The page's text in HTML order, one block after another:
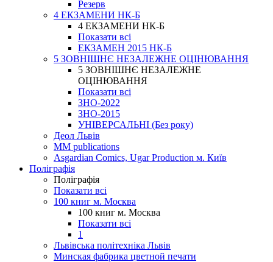
Резерв
4 ЕКЗАМЕНИ НК-Б
4 ЕКЗАМЕНИ НК-Б
Показати всі
ЕКЗАМЕН 2015 НК-Б
5 ЗОВНІШНЄ НЕЗАЛЕЖНЕ ОЦІНЮВАННЯ
5 ЗОВНІШНЄ НЕЗАЛЕЖНЕ
ОЦІНЮВАННЯ
Показати всі
ЗНО-2022
ЗНО-2015
УНІВЕРСАЛЬНІ (Без року)
Деол Львів
MM publications
Asgardian Comics, Ugar Production м. Київ
Поліграфія
Поліграфія
Показати всі
100 книг м. Москва
100 книг м. Москва
Показати всі
1
Львівська політехніка Львів
Минская фабрика цветной печати